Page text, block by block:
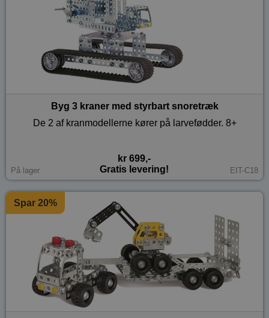
Byg 3 kraner med styrbart snoretræk
De 2 af kranmodellerne kører på larvefødder. 8+
På lager
kr 699,-
Gratis levering!
EIT-C18
Spar 20%